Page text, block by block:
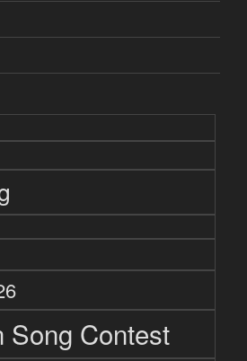
Song Contest